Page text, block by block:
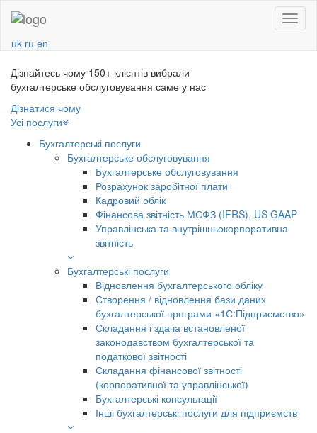
uk ru en
Дізнайтесь чому 150+ клієнтів вибрали
бухгалтерське обслуговування саме у нас
Дізнатися чому
Усі послуги
Бухгалтерські послуги
Бухгалтерське обслуговування
Бухгалтерське обслуговування
Розрахунок заробітної плати
Кадровий облік
Фінансова звітність МСФЗ (IFRS), US GAAP
Управлінська та внутрішньокорпоративна
звітність
Бухгалтерські послуги
Відновлення бухгалтерського обліку
Створення / відновлення бази даних
бухгалтерської програми «1С:Підприємство»
Складання і здача встановленої
законодавством бухгалтерської та
податкової звітності
Складання фінансової звітності
(корпоративної та управлінської)
Бухгалтерські консультації
Інші бухгалтерські послуги для підприємств